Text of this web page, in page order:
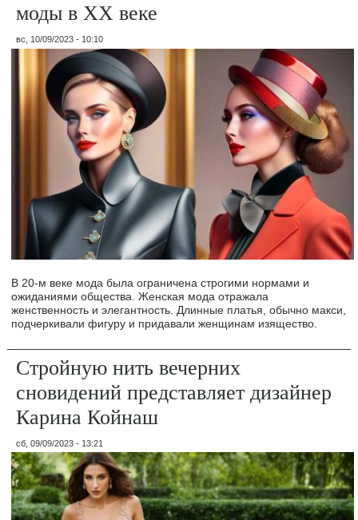
моды в ХХ веке
вс, 10/09/2023 - 10:10
В 20-м веке мода была ограничена строгими нормами и
ожиданиями общества. Женская мода отражала
женственность и элегантность. Длинные платья, обычно макси,
подчеркивали фигуру и придавали женщинам изящество.
Стройную нить вечерних
сновидений представляет дизайнер
Карина Койнаш
сб, 09/09/2023 - 13:21